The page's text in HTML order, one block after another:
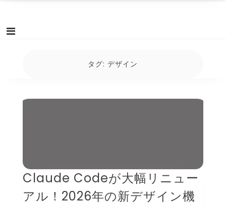
タグ:デザイン
Claude Codeが大幅リニュー
アル！2026年の新デザイン機